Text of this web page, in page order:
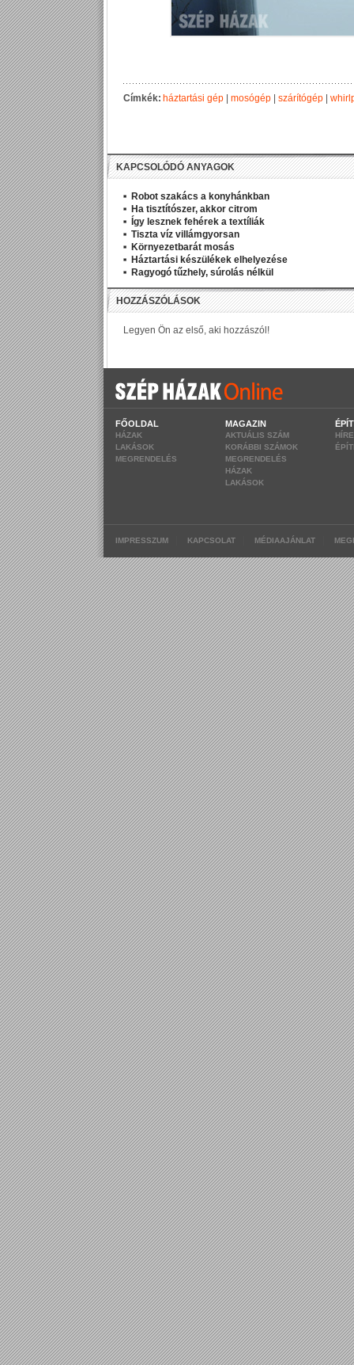
Címkék: háztartási gép mosógép szárítógép
KAPCSOLÓDÓ ANYAGOK
Robot szakács a konyhánkban
Ha tisztítószer, akkor citrom
Így lesznek fehérek a textíliák
Tiszta víz villámgyorsan
Környezetbarát mosás
Háztartási készülékek elhelyezése
Ragyogó tűzhely, súrolás nélkül
FŐOLDAL
HÁZAK
LAKÁSOK
MEGRENDELÉS
MAGAZIN
AKTUÁLIS SZÁM
KORÁBBI SZÁMOK
MEGRENDELÉS
HÁZAK
LAKÁSOK
IMPRESSZUM KAPCSOLAT MÉDIAAJÁNLAT